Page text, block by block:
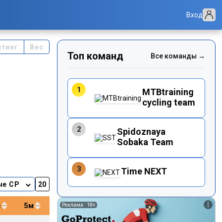
Вход
Вес
CP
5м 12м 20м
Топ команд Все команды →
1
MTBtraining
cycling team
2
Spidoznaya
Sobaka Team
3 Time NEXT
Реклама · 18+